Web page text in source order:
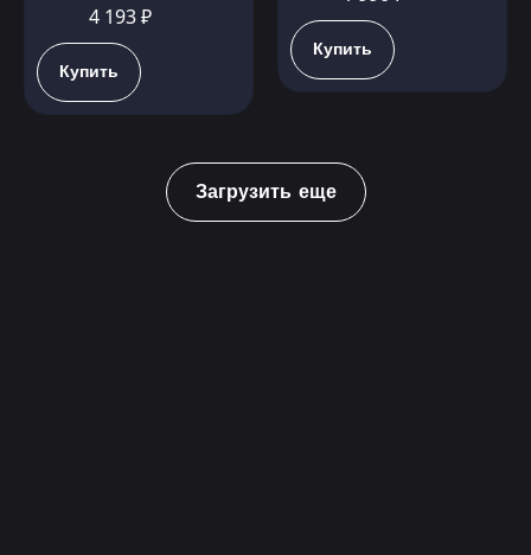
4 193 ₽
Купить
Купить
Загрузить еще